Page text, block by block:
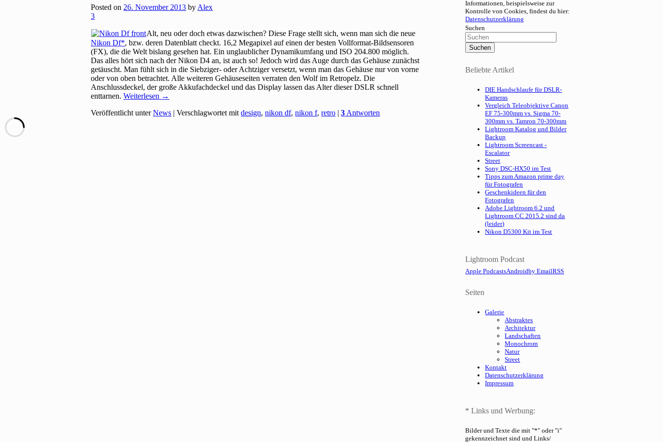
Posted on 26. November 2013 by Alex
3
Alt, neu oder doch etwas dazwischen? Diese Frage stellt sich, wenn man sich die neue
Nikon Df , bzw. deren Datenblatt checkt. 16,2 Megapixel auf einen der besten Vollformat-Bildsensoren
(FX), die die Welt bislang gesehen hat. Ein unglaublicher Dynamikumfang und ISO 204.800 möglich.
Das alles hört sich nach der Nikon D4 an, ist auch so! Jedoch wird das Auge durch das Gehäuse zunächst
getäuscht. Man fühlt sich in die Siebziger- oder Achtziger versetzt, wenn man das Gehäuse nur von vorne
oder von oben betrachtet. Alle weiteren Gehäuseseiten verraten den Wolf im Retropelz. Die
Anschlussdeckel, der große Akkufachdeckel und das Display lassen das Alter dieser DSLR schnell
enttarnen.Weiterlesen →
Veröffentlicht unter News |Verschlagwortet mit design,nikon df,nikon f,retro |3 Antworten
Informationen, beispielsweise zur
Kontrolle von Cookies, findest du hier:
Datenschutzerklärung
Suchen
Beliebte Artikel
DIE Handschlaufe für DSLR-
Kameras
Vergleich Teleobjektive Canon
EF 75-300mm vs. Sigma 70-
300mm vs. Tamron 70-300mm
Lightroom Katalog und Bilder
Backup
Lightroom Screencast -
Escalator
Street
Sony DSC-HX50 im Test
Tipps zum Amazon prime day
für Fotografen
Geschenkideen für den
Fotografen
Adobe Lightroom 6.2 und
Lightroom CC 2015.2 sind da
(leider)
Nikon D5300 Kit im Test
Lightroom Podcast
Apple PodcastsAndroidby EmailRSS
Seiten
Galerie
Abstraktes
Architektur
Landschaften
Monochrom
Natur
Street
Kontakt
Datenschutzerklärung
Impressum
* Links und Werbung:
Bilder und Texte die mit "*" oder "i"
gekennzeichnet sind und Links/